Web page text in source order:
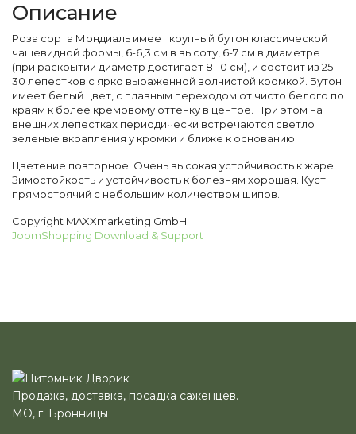
Описание
Роза сорта Мондиаль имеет крупный бутон классической
чашевидной формы, 6-6,3 см в высоту, 6-7 см в диаметре
(при раскрытии диаметр достигает 8-10 см), и состоит из 25-
30 лепестков с ярко выраженной волнистой кромкой. Бутон
имеет белый цвет, с плавным переходом от чисто белого по
краям к более кремовому оттенку в центре. При этом на
внешних лепестках периодически встречаются светло
зеленые вкрапления у кромки и ближе к основанию.
Цветение повторное. Очень высокая устойчивость к жаре.
Зимостойкость и устойчивость к болезням хорошая. Куст
прямостоячий с небольшим количеством шипов.
Copyright MAXXmarketing GmbH
JoomShopping Download & Support
Продажа, доставка, посадка саженцев.
МО, г. Бронницы